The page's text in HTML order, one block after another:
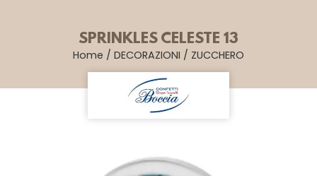
SPRINKLES CELESTE 13
Home / DECORAZIONI / ZUCCHERO